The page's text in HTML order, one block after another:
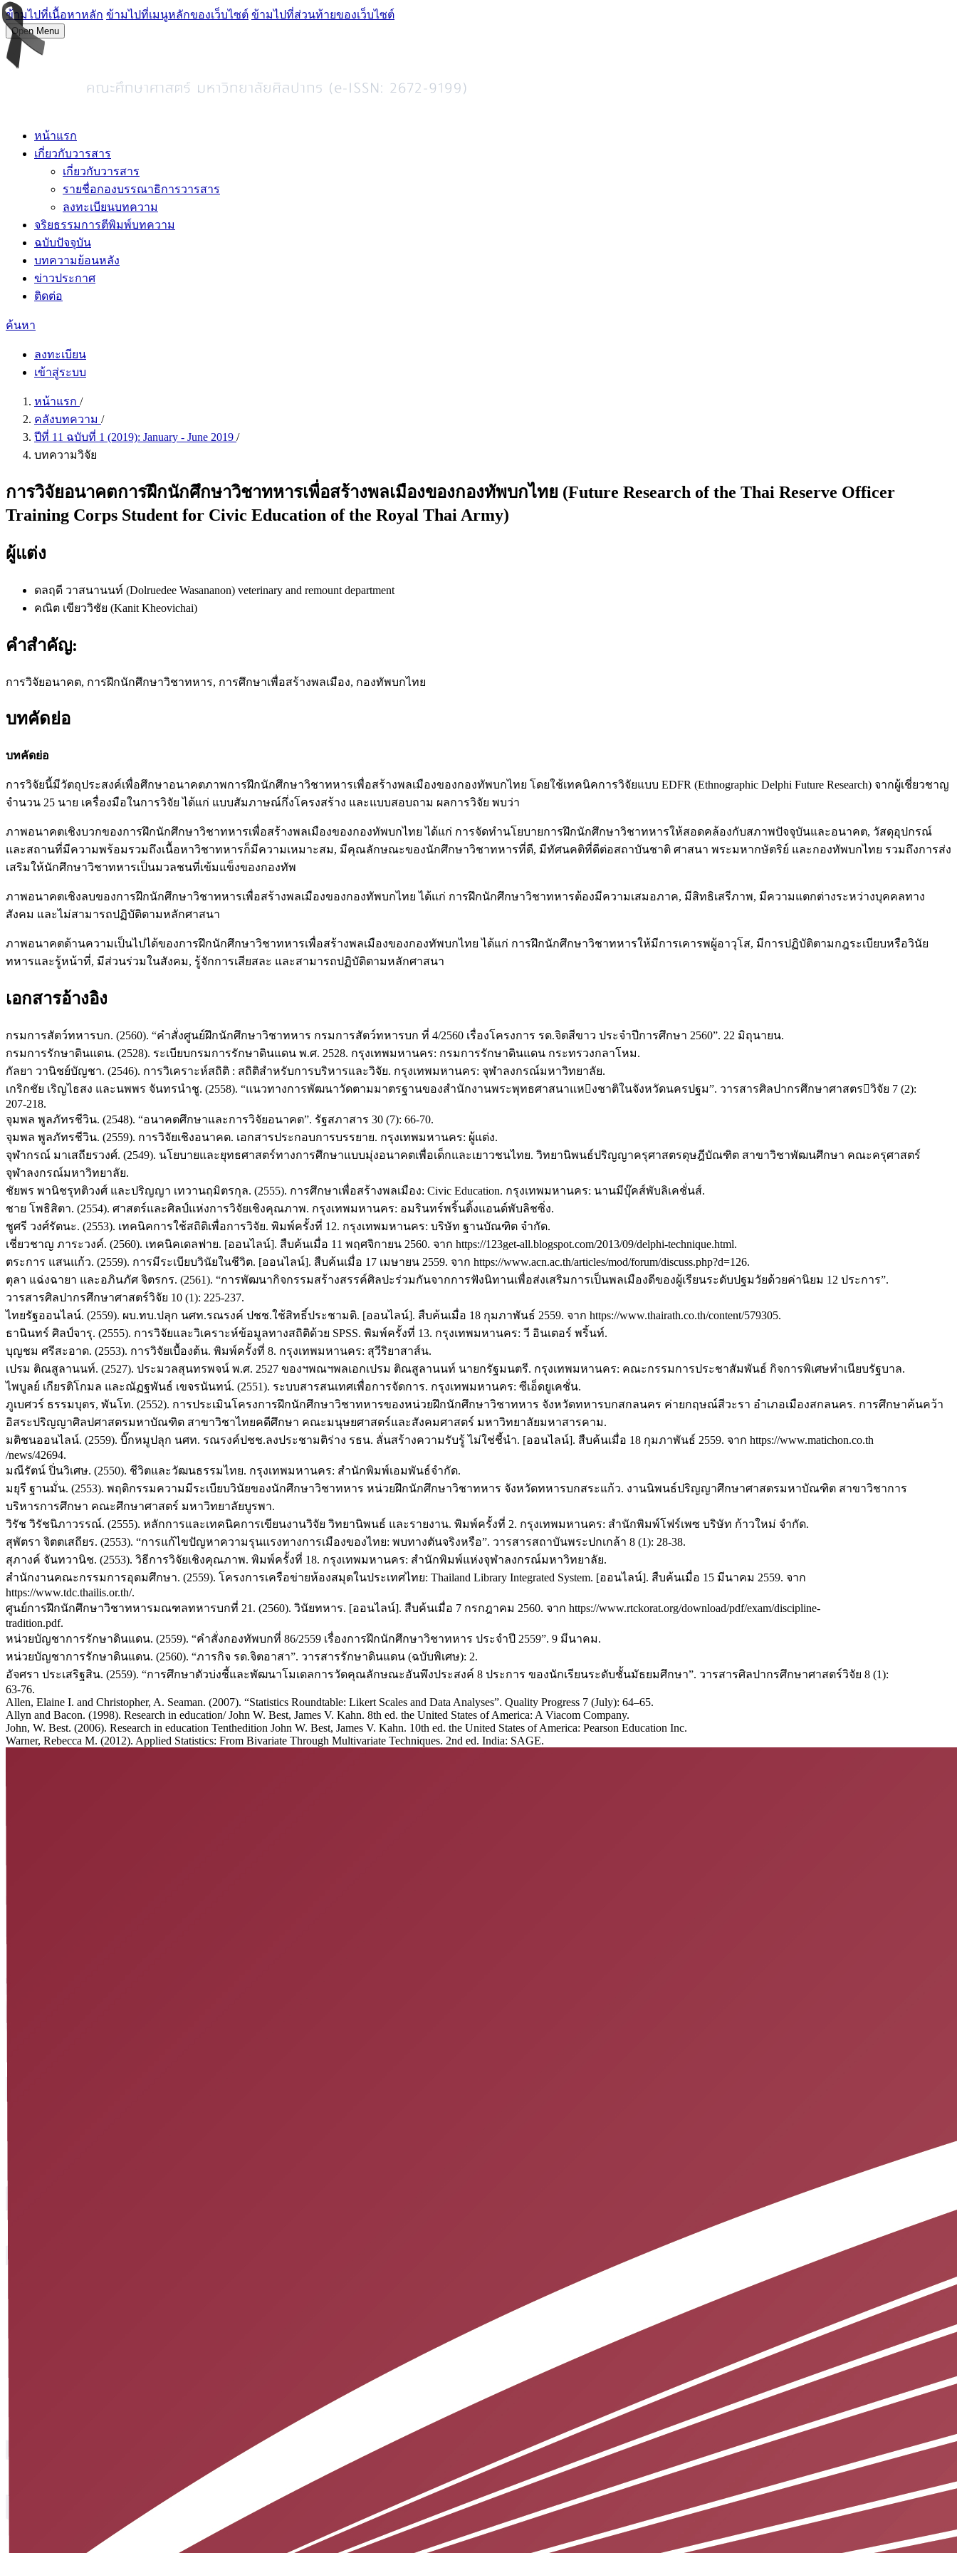
ข้ามไปที่เนื้อหาหลัก ข้ามไปที่เมนูหลักของเว็บไซต์ ข้ามไปที่ส่วนท้ายของเว็บไซต์
Open Menu
หน้าแรก
เกี่ยวกับวารสาร
เกี่ยวกับวารสาร
รายชื่อกองบรรณาธิการวารสาร
ลงทะเบียนบทความ
จริยธรรมการตีพิมพ์บทความ
ฉบับปัจจุบัน
บทความย้อนหลัง
ข่าวประกาศ
ติดต่อ
ค้นหา
ลงทะเบียน
เข้าสู่ระบบ
หน้าแรก /
คลังบทความ /
ปีที่ 11 ฉบับที่ 1 (2019): January - June 2019 /
บทความวิจัย
การวิจัยอนาคตการฝึกนักศึกษาวิชาทหารเพื่อสร้างพลเมืองของกองทัพบกไทย (Future Research of the Thai Reserve Officer
Training Corps Student for Civic Education of the Royal Thai Army)
ผู้แต่ง
ดลฤดี วาสนานนท์ (Dolruedee Wasananon) veterinary and remount department
คณิต เขียววิชัย (Kanit Kheovichai)
คำสำคัญ:
การวิจัยอนาคต, การฝึกนักศึกษาวิชาทหาร, การศึกษาเพื่อสร้างพลเมือง, กองทัพบกไทย
บทคัดย่อ
บทคัดย่อ
การวิจัยนี้มีวัตถุประสงค์เพื่อศึกษาอนาคตภาพการฝึกนักศึกษาวิชาทหารเพื่อสร้างพลเมืองของกองทัพบกไทย โดยใช้เทคนิคการวิจัยแบบ EDFR (Ethnographic Delphi Future Research) จากผู้เชี่ยวชาญ
จำนวน 25 นาย เครื่องมือในการวิจัย ได้แก่ แบบสัมภาษณ์กึ่งโครงสร้าง และแบบสอบถาม ผลการวิจัย พบว่า
ภาพอนาคตเชิงบวกของการฝึกนักศึกษาวิชาทหารเพื่อสร้างพลเมืองของกองทัพบกไทย ได้แก่ การจัดทำนโยบายการฝึกนักศึกษาวิชาทหารให้สอดคล้องกับสภาพปัจจุบันและอนาคต, วัสดุอุปกรณ์
และสถานที่มีความพร้อมรวมถึงเนื้อหาวิชาทหารก็มีความเหมาะสม, มีคุณลักษณะของนักศึกษาวิชาทหารที่ดี, มีทัศนคติที่ดีต่อสถาบันชาติ ศาสนา พระมหากษัตริย์ และกองทัพบกไทย รวมถึงการส่ง
เสริมให้นักศึกษาวิชาทหารเป็นมวลชนที่เข้มแข็งของกองทัพ
ภาพอนาคตเชิงลบของการฝึกนักศึกษาวิชาทหารเพื่อสร้างพลเมืองของกองทัพบกไทย ได้แก่ การฝึกนักศึกษาวิชาทหารต้องมีความเสมอภาค, มีสิทธิเสรีภาพ, มีความแตกต่างระหว่างบุคคลทาง
สังคม และไม่สามารถปฏิบัติตามหลักศาสนา
ภาพอนาคตด้านความเป็นไปได้ของการฝึกนักศึกษาวิชาทหารเพื่อสร้างพลเมืองของกองทัพบกไทย ได้แก่ การฝึกนักศึกษาวิชาทหารให้มีการเคารพผู้อาวุโส, มีการปฏิบัติตามกฎระเบียบหรือวินัย
ทหารและรู้หน้าที่, มีส่วนร่วมในสังคม, รู้จักการเสียสละ และสามารถปฏิบัติตามหลักศาสนา
เอกสารอ้างอิง
กรมการสัตว์ทหารบก. (2560). “คำสั่งศูนย์ฝึกนักศึกษาวิชาทหาร กรมการสัตว์ทหารบก ที่ 4/2560 เรื่องโครงการ รด.จิตสีขาว ประจำปีการศึกษา 2560”. 22 มิถุนายน.
กรมการรักษาดินแดน. (2528). ระเบียบกรมการรักษาดินแดน พ.ศ. 2528. กรุงเทพมหานคร: กรมการรักษาดินแดน กระทรวงกลาโหม.
กัลยา วานิชย์บัญชา. (2546). การวิเคราะห์สถิติ : สถิติสำหรับการบริหารและวิจัย. กรุงเทพมหานคร: จุฬาลงกรณ์มหาวิทยาลัย.
เกริกชัย เริญไธสง และนพพร จันทรนําชู. (2558). “แนวทางการพัฒนาวัดตามมาตรฐานของสํานักงานพระพุทธศาสนาแหงชาติในจังหวัดนครปฐม”. วารสารศิลปากรศึกษาศาสตรวิจัย 7 (2):
207-218.
จุมพล พูลภัทรชีวิน. (2548). “อนาคตศึกษาและการวิจัยอนาคต”. รัฐสภาสาร 30 (7): 66-70.
จุมพล พูลภัทรชีวิน. (2559). การวิจัยเชิงอนาคต. เอกสารประกอบการบรรยาย. กรุงเทพมหานคร: ผู้แต่ง.
จุฬากรณ์ มาเสถียรวงศ์. (2549). นโยบายและยุทธศาสตร์ทางการศึกษาแบบมุ่งอนาคตเพื่อเด็กและเยาวชนไทย. วิทยานิพนธ์ปริญญาครุศาสตรดุษฎีบัณฑิต สาขาวิชาพัฒนศึกษา คณะครุศาสตร์
จุฬาลงกรณ์มหาวิทยาลัย.
ชัยพร พานิชรุทติวงศ์ และปริญญา เทวานฤมิตรกุล. (2555). การศึกษาเพื่อสร้างพลเมือง: Civic Education. กรุงเทพมหานคร: นานมีบุ๊คส์พับลิเคชั่นส์.
ชาย โพธิสิตา. (2554). ศาสตร์และศิลป์แห่งการวิจัยเชิงคุณภาพ. กรุงเทพมหานคร: อมรินทร์พริ้นติ้งแอนด์พับลิชซิ่ง.
ชูศรี วงศ์รัตนะ. (2553). เทคนิคการใช้สถิติเพื่อการวิจัย. พิมพ์ครั้งที่ 12. กรุงเทพมหานคร: บริษัท ฐานบัณฑิต จำกัด.
เชี่ยวชาญ ภาระวงค์. (2560). เทคนิคเดลฟาย. [ออนไลน์]. สืบค้นเมื่อ 11 พฤศจิกายน 2560. จาก https://123get-all.blogspot.com/2013/09/delphi-technique.html.
ตระการ แสนแก้ว. (2559). การมีระเบียบวินัยในชีวิต. [ออนไลน์]. สืบค้นเมื่อ 17 เมษายน 2559. จาก https://www.acn.ac.th/articles/mod/forum/discuss.php?d=126.
ตุลา แฉ่งฉายา และอภินภัศ จิตรกร. (2561). “การพัฒนากิจกรรมสร้างสรรค์ศิลปะร่วมกันจากการฟังนิทานเพื่อส่งเสริมการเป็นพลเมืองดีของผู้เรียนระดับปฐมวัยด้วยค่านิยม 12 ประการ”.
วารสารศิลปากรศึกษาศาสตร์วิจัย 10 (1): 225-237.
ไทยรัฐออนไลน์. (2559). ผบ.ทบ.ปลุก นศท.รณรงค์ ปชช.ใช้สิทธิ์ประชามติ. [ออนไลน์]. สืบค้นเมื่อ 18 กุมภาพันธ์ 2559. จาก https://www.thairath.co.th/content/579305.
ธานินทร์ ศิลป์จารุ. (2555). การวิจัยและวิเคราะห์ข้อมูลทางสถิติด้วย SPSS. พิมพ์ครั้งที่ 13. กรุงเทพมหานคร: วี อินเตอร์ พริ้นท์.
บุญชม ศรีสะอาด. (2553). การวิจัยเบื้องต้น. พิมพ์ครั้งที่ 8. กรุงเทพมหานคร: สุวีริยาสาส์น.
เปรม ติณสูลานนท์. (2527). ประมวลสุนทรพจน์ พ.ศ. 2527 ของฯพณฯพลเอกเปรม ติณสูลานนท์ นายกรัฐมนตรี. กรุงเทพมหานคร: คณะกรรมการประชาสัมพันธ์ กิจการพิเศษทำเนียบรัฐบาล.
ไพบูลย์ เกียรติโกมล และณัฏฐพันธ์ เขจรนันทน์. (2551). ระบบสารสนเทศเพื่อการจัดการ. กรุงเทพมหานคร: ซีเอ็ดยูเคชั่น.
ภูเบศวร์ ธรรมบุตร, พันโท. (2552). การประเมินโครงการฝึกนักศึกษาวิชาทหารของหน่วยฝึกนักศึกษาวิชาทหาร จังหวัดทหารบกสกลนคร ค่ายกฤษณ์สีวะรา อำเภอเมืองสกลนคร. การศึกษาค้นคว้า
อิสระปริญญาศิลปศาสตรมหาบัณฑิต สาขาวิชาไทยคดีศึกษา คณะมนุษยศาสตร์และสังคมศาสตร์ มหาวิทยาลัยมหาสารคาม.
มติชนออนไลน์. (2559). บิ๊กหมูปลุก นศท. รณรงค์ปชช.ลงประชามติร่าง รธน. ลั่นสร้างความรับรู้ ไม่ใช่ชี้นำ. [ออนไลน์]. สืบค้นเมื่อ 18 กุมภาพันธ์ 2559. จาก https://www.matichon.co.th
/news/42694.
มณีรัตน์ ปิ่นวิเศษ. (2550). ชีวิตและวัฒนธรรมไทย. กรุงเทพมหานคร: สำนักพิมพ์เอมพันธ์จำกัด.
มยุรี ฐานมั่น. (2553). พฤติกรรมความมีระเบียบวินัยของนักศึกษาวิชาทหาร หน่วยฝึกนักศึกษาวิชาทหาร จังหวัดทหารบกสระแก้ว. งานนิพนธ์ปริญญาศึกษาศาสตรมหาบัณฑิต สาขาวิชาการ
บริหารการศึกษา คณะศึกษาศาสตร์ มหาวิทยาลัยบูรพา.
วิรัช วิรัชนิภาวรรณ์. (2555). หลักการและเทคนิคการเขียนงานวิจัย วิทยานิพนธ์ และรายงาน. พิมพ์ครั้งที่ 2. กรุงเทพมหานคร: สำนักพิมพ์โฟร์เพซ บริษัท ก้าวใหม่ จำกัด.
สุพัตรา จิตตเสถียร. (2553). “การแก้ไขปัญหาความรุนแรงทางการเมืองของไทย: พบทางตันจริงหรือ”. วารสารสถาบันพระปกเกล้า 8 (1): 28-38.
สุภางค์ จันทวานิช. (2553). วิธีการวิจัยเชิงคุณภาพ. พิมพ์ครั้งที่ 18. กรุงเทพมหานคร: สำนักพิมพ์แห่งจุฬาลงกรณ์มหาวิทยาลัย.
สำนักงานคณะกรรมการอุดมศึกษา. (2559). โครงการเครือข่ายห้องสมุดในประเทศไทย: Thailand Library Integrated System. [ออนไลน์]. สืบค้นเมื่อ 15 มีนาคม 2559. จาก
https://www.tdc.thailis.or.th/.
ศูนย์การฝึกนักศึกษาวิชาทหารมณฑลทหารบกที่ 21. (2560). วินัยทหาร. [ออนไลน์]. สืบค้นเมื่อ 7 กรกฎาคม 2560. จาก https://www.rtckorat.org/download/pdf/exam/discipline-
tradition.pdf.
หน่วยบัญชาการรักษาดินแดน. (2559). “คำสั่งกองทัพบกที่ 86/2559 เรื่องการฝึกนักศึกษาวิชาทหาร ประจำปี 2559”. 9 มีนาคม.
หน่วยบัญชาการรักษาดินแดน. (2560). “ภารกิจ รด.จิตอาสา”. วารสารรักษาดินแดน (ฉบับพิเศษ): 2.
อัจศรา ประเสริฐสิน. (2559). “การศึกษาตัวบ่งชี้และพัฒนาโมเดลการวัดคุณลักษณะอันพึงประสงค์ 8 ประการ ของนักเรียนระดับชั้นมัธยมศึกษา”. วารสารศิลปากรศึกษาศาสตร์วิจัย 8 (1):
63-76.
Allen, Elaine I. and Christopher, A. Seaman. (2007). “Statistics Roundtable: Likert Scales and Data Analyses”. Quality Progress 7 (July): 64–65.
Allyn and Bacon. (1998). Research in education/ John W. Best, James V. Kahn. 8th ed. the United States of America: A Viacom Company.
John, W. Best. (2006). Research in education Tenthedition John W. Best, James V. Kahn. 10th ed. the United States of America: Pearson Education Inc.
Warner, Rebecca M. (2012). Applied Statistics: From Bivariate Through Multivariate Techniques. 2nd ed. India: SAGE.